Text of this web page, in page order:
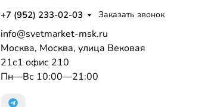
+7 (952) 233-02-03 Заказать звонок
info@svetmarket-msk.ru
Москва, Москва, улица Вековая
21с1 офис 210
Пн—Вс 10:00—21:00